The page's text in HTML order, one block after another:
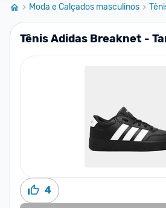
Moda e Calçados masculinos
Tênis Adidas Breaknet -
4